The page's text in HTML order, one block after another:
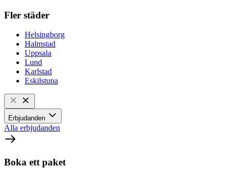
Fler städer
Helsingborg
Halmstad
Uppsala
Lund
Karlstad
Eskilstuna
Erbjudanden
Alla erbjudanden
Boka ett paket